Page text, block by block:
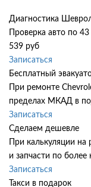
Диагностика
Проверка авто по
539 руб
Записаться
Бесплатный
При ремонте
пределах МКАД в
Записаться
Сделаем дешевле
При калькуляции
и запчасти по более
Записаться
Такси в подарок